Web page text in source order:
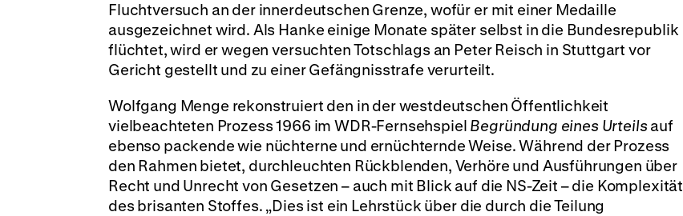
Fluchtversuch an der innerdeutschen Grenze, wofür er mit einer Medaille
ausgezeichnet wird. Als Hanke einige Monate später selbst in die Bundesrepublik
flüchtet, wird er wegen versuchten Totschlags an Peter Reisch in Stuttgart vor
Gericht gestellt und zu einer Gefängnisstrafe verurteilt.
Wolfgang Menge rekonstruiert den in der westdeutschen Öffentlichkeit
vielbeachteten Prozess 1966 im WDR-Fernsehspiel Begründung eines Urteilsauf
ebenso packende wie nüchterne und ernüchternde Weise. Während der Prozess
den Rahmen bietet, durchleuchten Rückblenden, Verhöre und Ausführungen über
Recht und Unrecht von Gesetzen – auch mit Blick auf die NS-Zeit – die Komplexität
des brisanten Stoffes. „Dies ist ein Lehrstück über die durch die Teilung